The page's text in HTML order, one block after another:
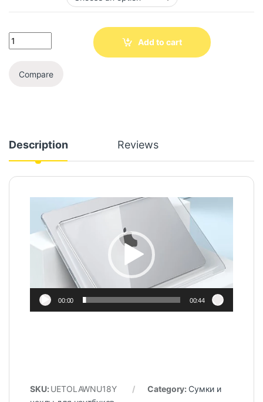
Add to cart
Compare
Description Reviews
Player
00:00 00:44
SKU: UETOLAWNU18Y Category: Сумки и